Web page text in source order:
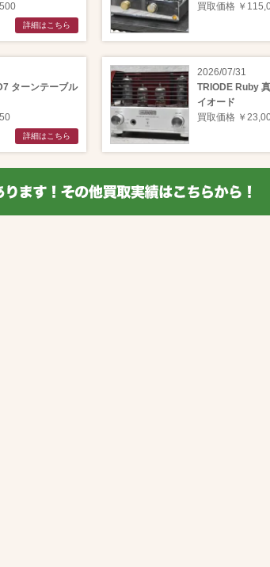
詳細はこちら
買取価格 ￥
ターンテーブル
詳細はこちら
2026/07/31
TRIODE Ruby
イオード
買取価格 ￥